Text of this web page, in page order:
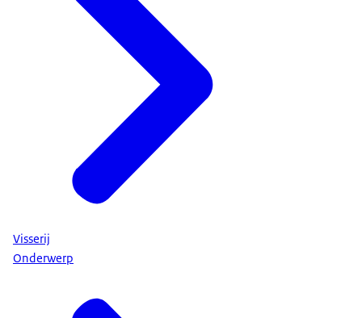
Visserij
Onderwerp